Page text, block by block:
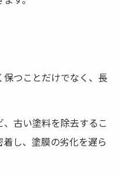
つことだけでなく、長
古い塗料を除去するこ
し、塗膜の劣化を遅ら